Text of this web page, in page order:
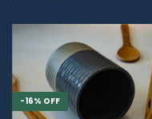
-16% OFF